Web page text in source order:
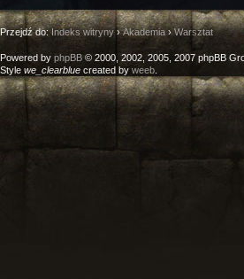
Przejdź do:Indeks witryny›Akademia ›Warsztat
Powered by phpBB © 2000, 2002, 2005, 2007 phpBB
Style we_clearblue created by weeb